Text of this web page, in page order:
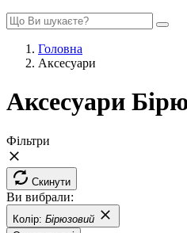
Головна
Аксесуари
Аксесуари
Фільтри
Скинути
Ви вибрали:
Колір: Бірюзовий